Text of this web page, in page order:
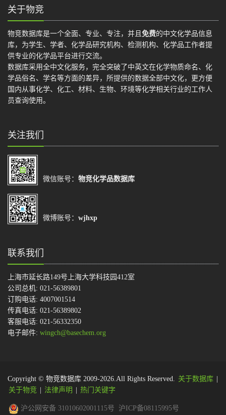
关于物竞
物竞数据库是一个全面、专业、专注，并且 免费的中文化学品信息
库，为学生、学者、化学品研究机构、检测机构、化学品工作者提
供专业的化学品平台进行交流。
数据库采用全中文化服务，完全突破了中英文在化学物质命名、化
学品俗名、学名等方面的差异，所提供的数据全部中文化，更方便
国内从事化学、化工、材料、生物、环境等化学相关行业的工作人
员查询使用。
关注我们
微信账号： 物竞化学品数据库
微博账号： wjhxp
联系我们
上海市延长路149号上海大学科技园412室
公司总机: 021-56389801
订购电话: 4007001514
传真电话: 021-56389802
客服电话: 021-56332350
电子邮件: wingch@basechem.org
Copyright © 物竞数据库 2009-2026.All Rights Reserved. 关于数据库
关于物竞
法律声明 热门关键字
沪公网安备 31010602001115号 沪ICP备08115995号